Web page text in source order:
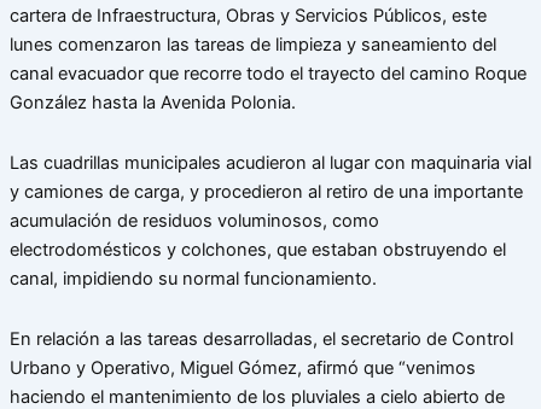
cartera de Infraestructura, Obras y Servicios Públicos, este
lunes comenzaron las tareas de limpieza y saneamiento del
canal evacuador que recorre todo el trayecto del camino Roque
González hasta la Avenida Polonia.
Las cuadrillas municipales acudieron al lugar con maquinaria vial
y camiones de carga, y procedieron al retiro de una importante
acumulación de residuos voluminosos, como
electrodomésticos y colchones, que estaban obstruyendo el
canal, impidiendo su normal funcionamiento.
En relación a las tareas desarrolladas, el secretario de Control
Urbano y Operativo, Miguel Gómez, afirmó que “venimos
haciendo el mantenimiento de los pluviales a cielo abierto de